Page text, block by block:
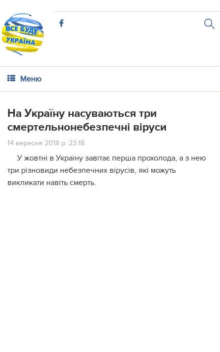
Меню
На Україну насуваються три
смертельнонебезпечні віруси
14 вересня 2018 р. 23:18
У жовтні в Україну завітає перша прохолода, а з нею
три різновиди небезпечних вірусів, які можуть
викликати навіть смерть.